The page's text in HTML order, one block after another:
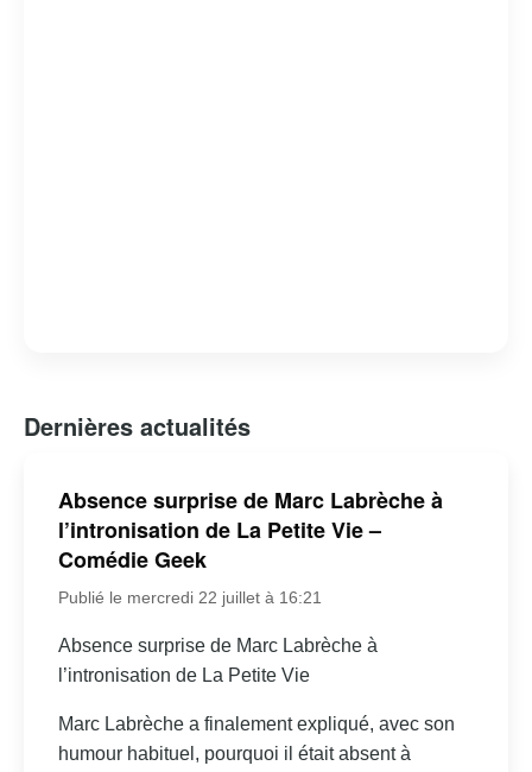
Dernières actualités
Absence surprise de Marc Labrèche à
l’intronisation de La Petite Vie –
Comédie Geek
Publié le mercredi 22 juillet à 16:21
Absence surprise de Marc Labrèche à
l’intronisation de La Petite Vie
Marc Labrèche a finalement expliqué, avec son
humour habituel, pourquoi il était absent à